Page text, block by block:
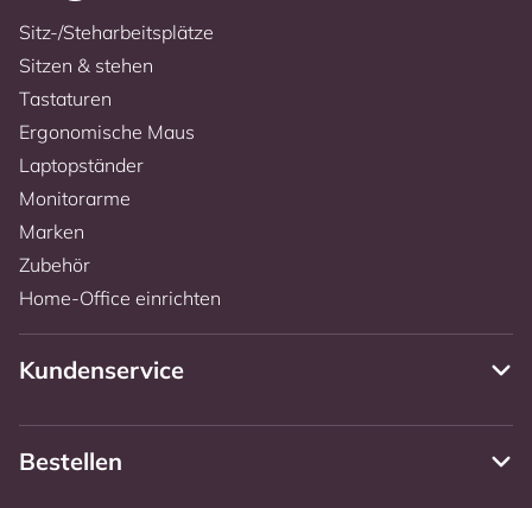
Sitz-/Steharbeitsplätze
Sitzen & stehen
Tastaturen
Ergonomische Maus
Laptopständer
Monitorarme
Marken
Zubehör
Home-Office einrichten
Kundenservice
Bestellen